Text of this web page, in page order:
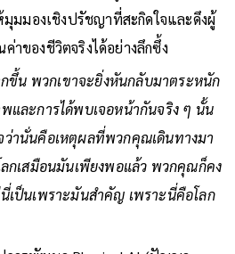
แสการเปลี่ยนผ่านสู่โลกดิจิทัลอย่าง
มมองเชิงปรัชญาที่สะกิดใจและดึงผู้
าของชีวิตจริงได้อย่างลึกซึ้ง
ขึ้น พวกเขาจะยิ่งหันกลับมาตระหนัก
และการได้พบเจอหน้ากันจริง ๆ นั้น
ว่านั่นคือเหตุผลที่พวกคุณเดินทางมา
กเสมือนมันเพียงพอแล้ว พวกคุณก็คง
เป็นเพราะมันสำคัญ เพราะนี่คือโลก